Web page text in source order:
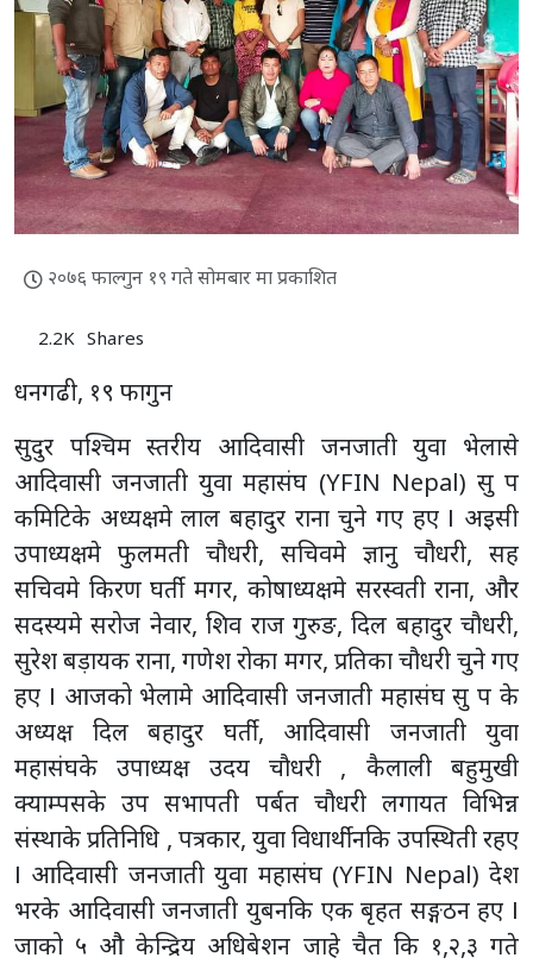
२०७६ फाल्गुन १९ गते सोमबार मा प्रकाशित
2.2K Shares
धनगढी, १९ फागुन
सुदुर पश्चिम स्तरीय आदिवासी जनजाती युवा भेलासे
आदिवासी जनजाती युवा महासंघ (YFIN Nepal) सु प
कमिटिके अध्यक्षमे लाल बहादुर राना चुने गए हए І अइसी
उपाध्यक्षमे फुलमती चौधरी, सचिवमे ज्ञानु चौधरी, सह
सचिवमे किरण घर्ती मगर, कोषाध्यक्षमे सरस्वती राना, और
सदस्यमे सरोज नेवार, शिव राज गुरुङ, दिल बहादुर चौधरी,
सुरेश बड़ायक राना, गणेश रोका मगर, प्रतिका चौधरी चुने गए
हए І आजको भेलामे आदिवासी जनजाती महासंघ सु प के
अध्यक्ष दिल बहादुर घर्ती, आदिवासी जनजाती युवा
महासंघके उपाध्यक्ष उदय चौधरी , कैलाली बहुमुखी
क्याम्पसके उप सभापती पर्बत चौधरी लगायत विभिन्न
संस्थाके प्रतिनिधि , पत्रकार, युवा विधार्थीनकि उपस्थिती रहए
І आदिवासी जनजाती युवा महासंघ (YFIN Nepal) देश
भरके आदिवासी जनजाती युबनकि एक बृहत सङ्गठन हए І
जाको ५ औ केन्द्रिय अधिबेशन जाहे चैत कि १,२,३ गते